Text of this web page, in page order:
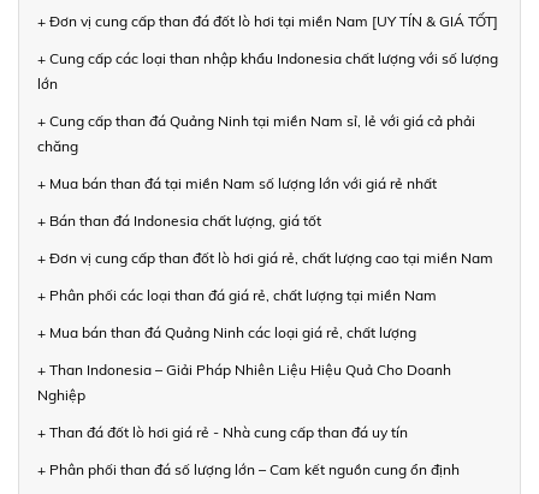
+ Đơn vị cung cấp than đá đốt lò hơi tại miền Nam [UY TÍN & GIÁ TỐT]
+ Cung cấp các loại than nhập khẩu Indonesia chất lượng với số lượng
lớn
+ Cung cấp than đá Quảng Ninh tại miền Nam sỉ, lẻ với giá cả phải
chăng
+ Mua bán than đá tại miền Nam số lượng lớn với giá rẻ nhất
+ Bán than đá Indonesia chất lượng, giá tốt
+ Đơn vị cung cấp than đốt lò hơi giá rẻ, chất lượng cao tại miền Nam
+ Phân phối các loại than đá giá rẻ, chất lượng tại miền Nam
+ Mua bán than đá Quảng Ninh các loại giá rẻ, chất lượng
+ Than Indonesia – Giải Pháp Nhiên Liệu Hiệu Quả Cho Doanh
Nghiệp
+ Than đá đốt lò hơi giá rẻ - Nhà cung cấp than đá uy tín
+ Phân phối than đá số lượng lớn – Cam kết nguồn cung ổn định